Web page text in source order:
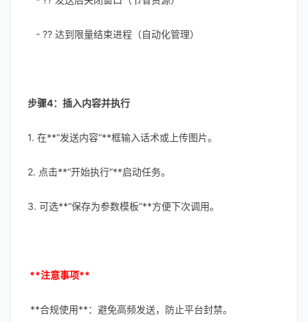
- ?? 达到限量结束进程（自动化管理）
步骤4：插入内容并执行
1. 在**“发送内容”**框输入话术或上传图片。
2. 点击**“开始执行”**启动任务。
3. 可选**“保存为参数模板”**方便下次调用。
**注意事项**
**合规使用**：避免高频发送，防止平台封禁。